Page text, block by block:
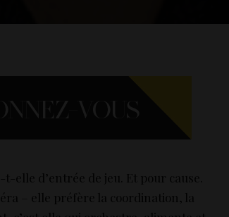
elle d’entrée de jeu. Et pour cause.
– elle préfère la coordination, la